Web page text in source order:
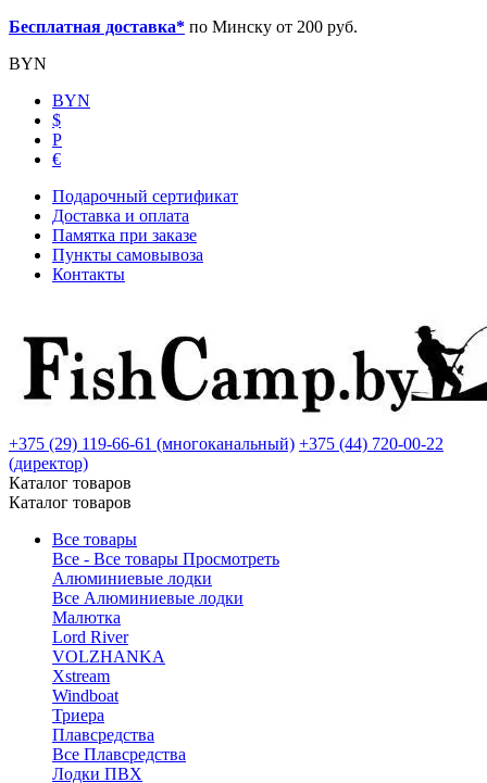
Бесплатная доставка* по Минску от 200 руб.
BYN
BYN
$
Р
€
Подарочный сертификат
Доставка и оплата
Памятка при заказе
Пункты самовывоза
Контакты
+375 (29) 119-66-61 (многоканальный) +375 (44) 720-00-22
(директор)
Каталог товаров
Каталог товаров
Все товары
Все - Все товары Просмотреть
Алюминиевые лодки
Все Алюминиевые лодки
Малютка
Lord River
VOLZHANKA
Xstream
Windboat
Триера
Плавсредства
Все Плавсредства
Лодки ПВХ